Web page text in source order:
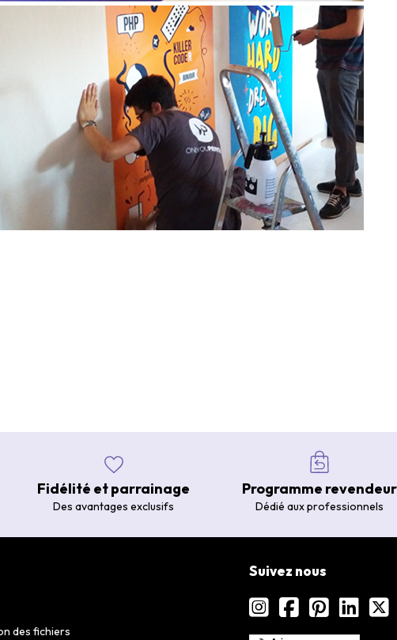
Fidélité et parrainage
Des avantages exclusifs
Programme revendeur
Dédié aux professionnels
des fichiers
Suivez nous